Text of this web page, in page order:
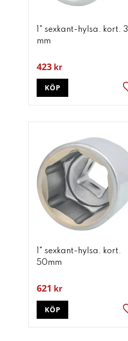
1" sexkant-hylsa. kort.
mm
423 kr
KÖP
1" sexkant-hylsa. kort.
50mm
621 kr
KÖP